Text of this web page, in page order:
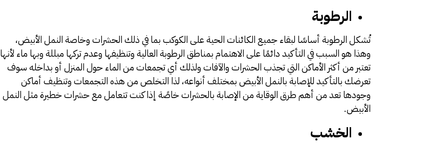
الرطوبة
تُشكل الرطوبة أساسًا لبقاء جميع الكائنات الحية على الكوكب بما في ذلك الحشرات وخاصة النمل الأبيض،
وهذا هو السبب في التأكيد دائمًا على الاهتمام بمناطق الرطوبة العالية وتنظيفها وعدم تركها مبللة وبها ماء لأنها
تعتبر من أكثر الأماكن التي تجذب الحشرات والآفات ولذلك أي تجمعات من الماء حول المنزل أو بداخله سوف
تعرضك بالتأكيد للإصابة بالنمل الأبيض بمختلف أنواعه، لذا التخلص من هذه التجمعات وتنظيف أماكن
وجودها تعد من أهم طرق الوقاية من الإصابة بالحشرات خاصًة إذا كنت تتعامل مع حشرات خطيرة مثل النمل
الأبيض.
الخشب